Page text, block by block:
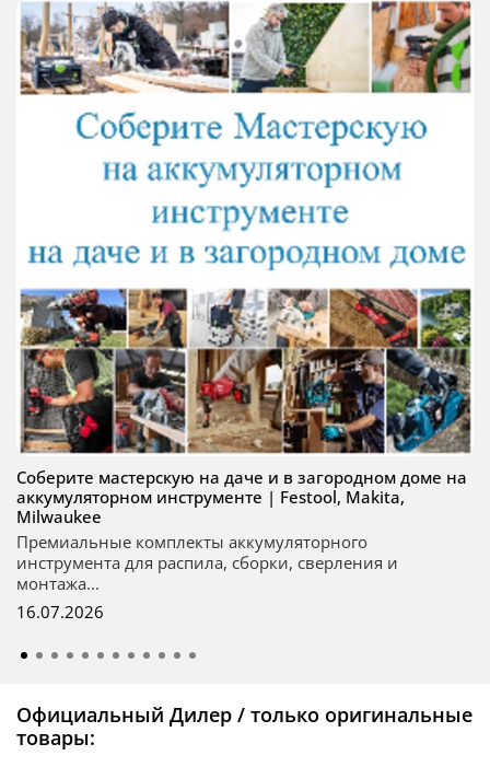
Соберите мастерскую на даче и в загородном доме на
аккумуляторном инструменте | Festool, Makita,
Milwaukee
Премиальные комплекты аккумуляторного
инструмента для распила, сборки, сверления и
монтажа...
16.07.2026
Официальный Дилер / только оригинальные
товары: